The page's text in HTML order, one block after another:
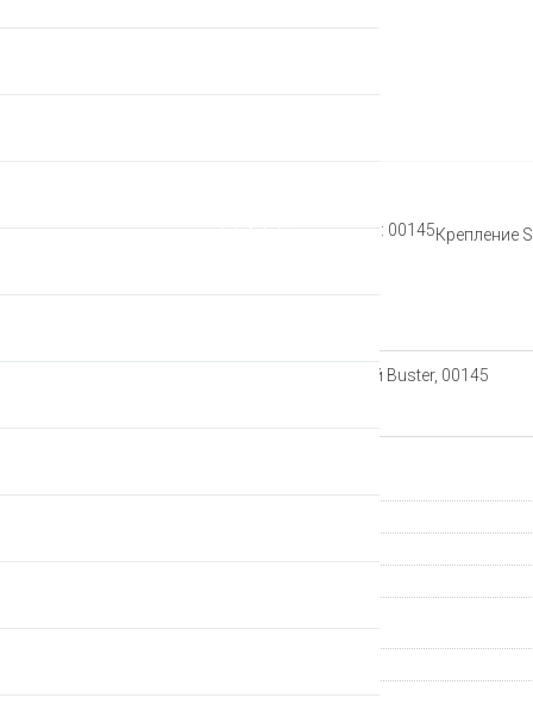
Рейтинг: Артикул: 00145Крепление
Крепление Sigma для фонарей Buster, 00145
Страна происхождения
Группа компонентов